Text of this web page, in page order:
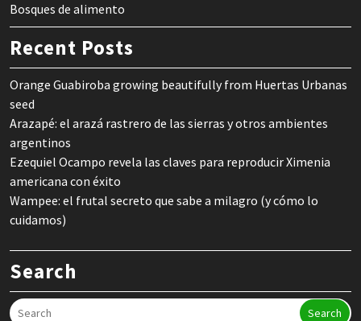
Bosques de alimento
Recent Posts
Orange Guabiroba growing beautifully from Huertas Urbanas
seed
Arazapé: el arazá rastrero de las sierras y otros ambientes
argentinos
Ezequiel Ocampo revela las claves para reproducir Ximenia
americana con éxito
Wampee: el frutal secreto que sabe a milagro (y cómo lo
cuidamos)
Search
Search